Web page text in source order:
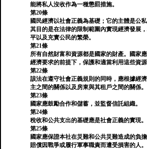
能將私人沒收作為一種懲罰措施。
第20條
國民經濟以社會正義為基礎；它的主體是公
其目的是在法律的限制範圍內實現經濟發展
平以及充實公民的繁榮。
第21條
所有自然財富和資源都是國家的財產。國家
經濟要求的前提下，保護和適當利用這些資源
第22條
該法在遵守社會正義規則的同時，應根據經
主之間的關係以及房東與其租戶之間的關係。
第23條
國家應鼓勵合作和儲蓄，並監督信託組織。
第24條
稅收和公共支出的基礎應是社會正義的實現。
第25條
國家應保證本社在災難和公共災難造成的負
賠償因戰爭或履行軍事職責而遭受損害的人。